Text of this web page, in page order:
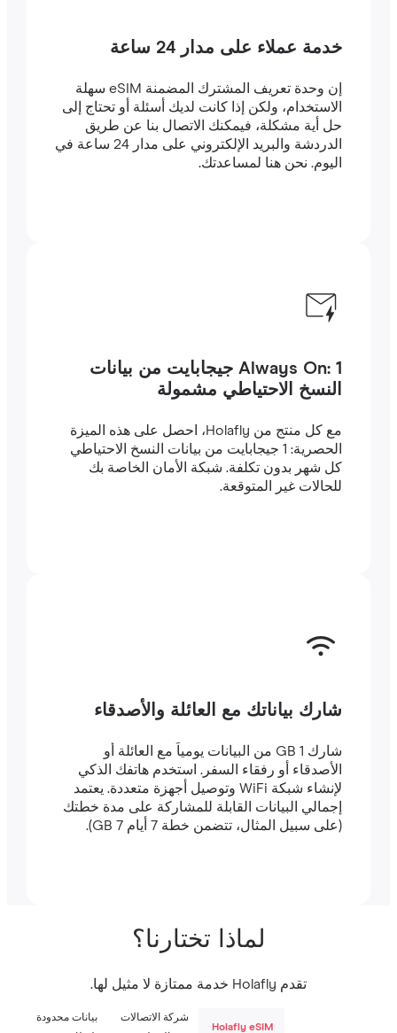
خدمة عملاء على مدار 24 ساعة
إن وحدة تعريف المشترك المضمنة eSIM سهلة
الاستخدام، ولكن إذا كانت لديك أسئلة أو تحتاج إلى
حل أية مشكلة، فيمكنك الاتصال بنا عن طريق
الدردشة والبريد الإلكتروني على مدار 24 ساعة في
اليوم. نحن هنا لمساعدتك.
Always On: 1 جيجابايت من بيانات
النسخ الاحتياطي مشمولة
مع كل منتج من Holafly، احصل على هذه الميزة
الحصرية: 1 جيجابايت من بيانات النسخ الاحتياطي
كل شهر بدون تكلفة. شبكة الأمان الخاصة بك
للحالات غير المتوقعة.
شارك بياناتك مع العائلة والأصدقاء
شارك 1 GB من البيانات يومياً مع العائلة أو
الأصدقاء أو رفقاء السفر. استخدم هاتفك الذكي
لإنشاء شبكة WiFi وتوصيل أجهزة متعددة. يعتمد
إجمالي البيانات القابلة للمشاركة على مدة خطتك
(على سبيل المثال، تتضمن خطة 7 أيام 7 GB).
لماذا تختارنا؟
Holafly eSIM
شركة الاتصالات
بيانات محدودة